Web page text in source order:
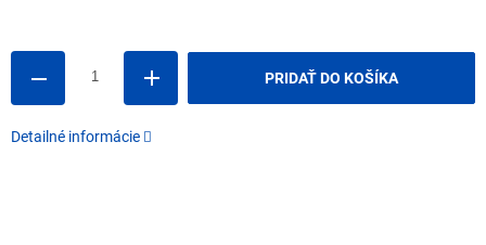
PRIDAŤ DO KOŠÍKA
Detailné informácie